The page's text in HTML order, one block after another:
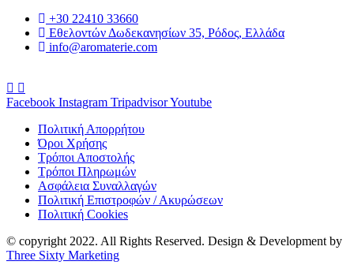
+30 22410 33660
Εθελοντών Δωδεκανησίων 35, Ρόδος, Ελλάδα
info@aromaterie.com
Facebook Instagram TripadvisorYoutube
Πολιτική Απορρήτου
Όροι Χρήσης
Τρόποι Αποστολής
Τρόποι Πληρωμών
Ασφάλεια Συναλλαγών
Πολιτική Επιστροφών / Ακυρώσεων
Πολιτική Cookies
© copyright 2022. All Rights Reserved. Design & Development by
Three Sixty Marketing